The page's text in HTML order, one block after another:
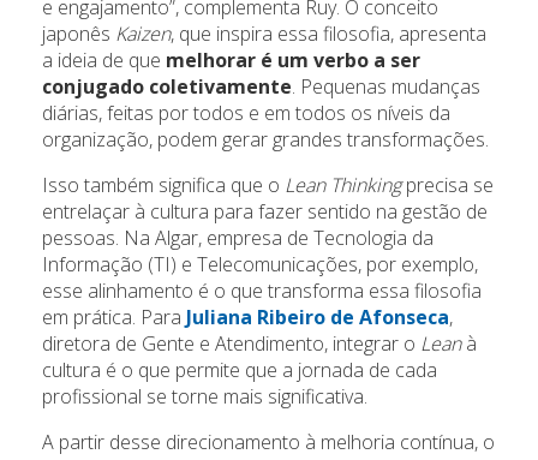
e engajamento”, complementa Ruy. O conceito
japonês Kaizen, que inspira essa filosofia, apresenta
a ideia de que melhorar é um verbo a ser
conjugado coletivamente. Pequenas mudanças
diárias, feitas por todos e em todos os níveis da
organização, podem gerar grandes transformações.
Isso também significa que o Lean Thinkingprecisa se
entrelaçar à cultura para fazer sentido na gestão de
pessoas. Na Algar, empresa de Tecnologia da
Informação (TI) e Telecomunicações, por exemplo,
esse alinhamento é o que transforma essa filosofia
em prática. Para Juliana Ribeiro de Afonseca,
diretora de Gente e Atendimento, integrar o Leanà
cultura é o que permite que a jornada de cada
profissional se torne mais significativa.
A partir desse direcionamento à melhoria contínua, o